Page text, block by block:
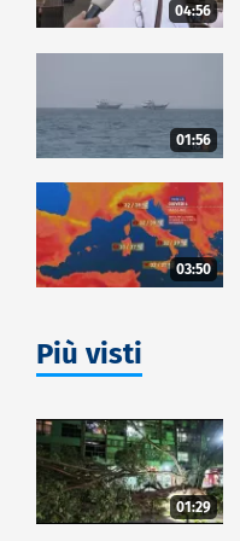
04:56
01:56
03:50
Più visti
01:29